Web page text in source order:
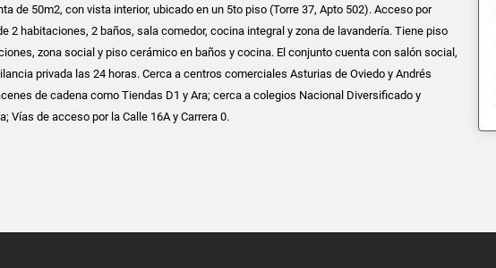
de 50m2, con vista interior, ubicado en un 5to piso (Torre 37, Apto 502). Acceso por
2 habitaciones, 2 baños, sala comedor, cocina integral y zona de lavandería. Tiene piso
zona social y piso cerámico en baños y cocina. El conjunto cuenta con salón social,
privada las 24 horas. Cerca a centros comerciales Asturias de Oviedo y Andrés
de cadena como Tiendas D1 y Ara; cerca a colegios Nacional Diversificado y
Vías de acceso por la Calle 16A y Carrera 0.